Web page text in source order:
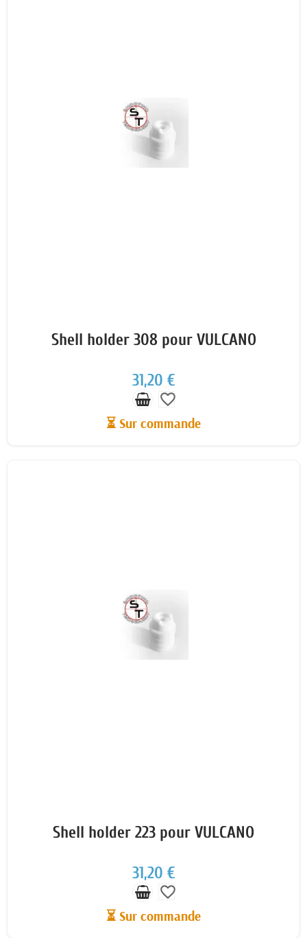
Shell holder 308 pour VULCANO
31,20 €
favorite_border
⏳ Sur commande
Shell holder 223 pour VULCANO
31,20 €
favorite_border
⏳ Sur commande